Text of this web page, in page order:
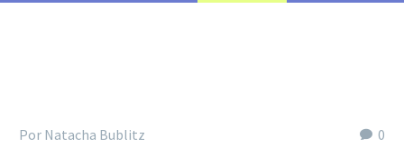
0
Por Natacha Bublitz